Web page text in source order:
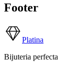
Footer
Platina
Bijuteria perfecta